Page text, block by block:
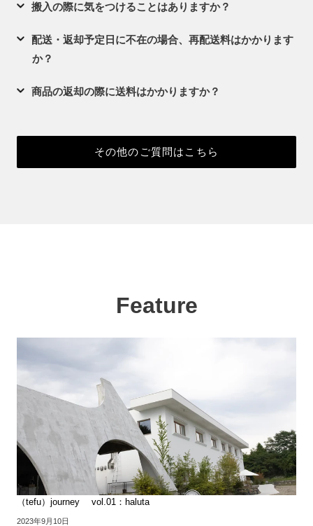
搬入の際に気をつけることはありますか？
配送・返却予定日に不在の場合、再配送料はかかります
か？
商品の返却の際に送料はかかりますか？
その他のご質問はこちら
Feature
（tefu）journey vol.01：haluta
2023年9月10日